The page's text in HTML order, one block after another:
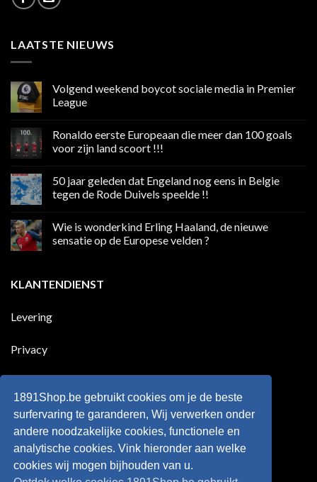
LAATSTE NIEUWS
Volgend weekend boycot sociale media in Premier
League
op
weekend
media
in
Premier
Ronaldo eerste Europeaan die meer dan 100 goals
voor zijn land scoort !!!
op
Ronaldo
eerste
meer
100
land
scoort
50 jaar geleden dat Engeland nog eens in Belgie
tegen de Rode Duivels speelde !!
op
jaar
nog
eens
tegen
Wie is wonderkind Erling Haaland, de nieuwe
sensatie op de Europese velden ?
Wie
is
Haaland,
Europese
KLANTENDIENST
Levering
Privacy
Retourneren
Algemene voorwaarden
1891Shop.be gebruikt cookies om je de beste
surfervaring te garanderen, Wij verwerken onder
andere noodzakelijke cookies, functionele en
analytische cookies. Vink hieronder aan welke
cookies wij mogen bijhouden van u.